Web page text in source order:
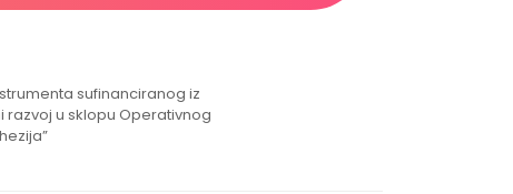
sufinanciranog iz
u sklopu Operativnog